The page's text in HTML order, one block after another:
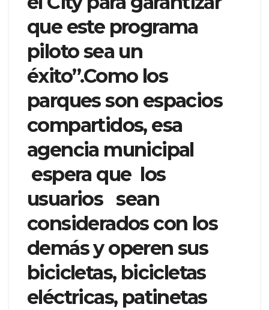
que este programa
piloto sea un
éxito”.Como los
parques son espacios
compartidos, esa
agencia municipal
espera que los
usuarios sean
considerados con los
demás y operen sus
bicicletas, bicicletas
eléctricas, patinetas